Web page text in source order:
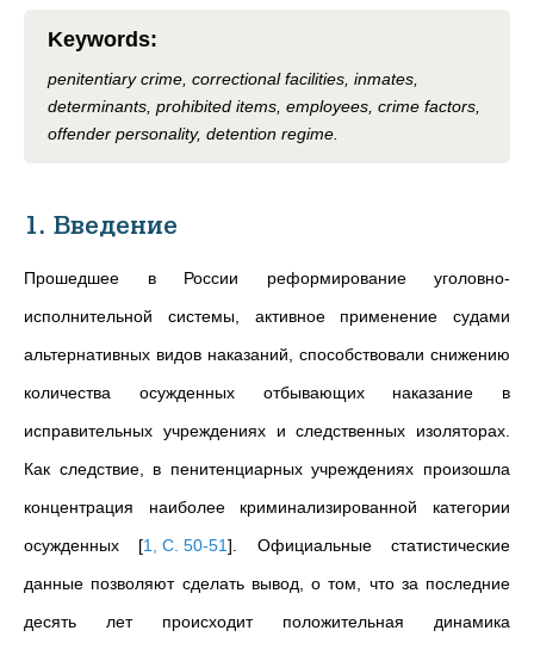
Keywords:
penitentiary crime, correctional facilities, inmates,
determinants, prohibited items, employees, crime factors,
offender personality, detention regime.
1. Введение
Прошедшее в России реформирование уголовно-
исполнительной системы, активное применение судами
альтернативных видов наказаний, способствовали снижению
количества осужденных отбывающих наказание в
исправительных учреждениях и следственных изоляторах.
Как следствие, в пенитенциарных учреждениях произошла
концентрация наиболее криминализированной категории
осужденных [1, С. 50-51] . Официальные статистические
данные позволяют сделать вывод, о том, что за последние
десять лет происходит положительная динамика